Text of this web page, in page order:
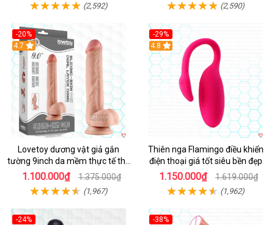
(2,592) (2,590)
-20%
Hot
4.7
Lovetoy dương vật giả gắn
tường 9inch da mềm thực tế thú
vị
1.100.000₫ 1.375.000₫
(1,967)
-29%
Hot
4.8
Thiên nga Flamingo điều khiển
điện thoại giá tốt siêu bền đẹp
1.150.000₫ 1.619.000₫
(1,962)
-24%
-38%